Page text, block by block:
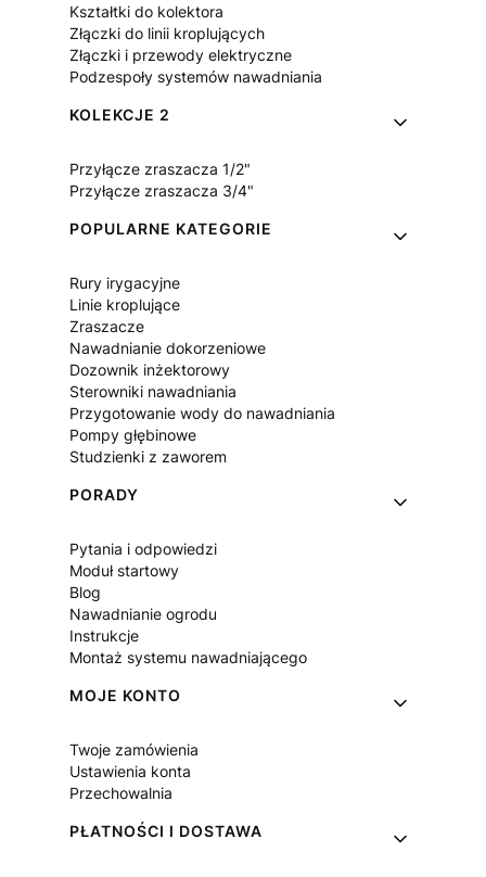
Kształtki do kolektora
Złączki do linii kroplujących
Złączki i przewody elektryczne
Podzespoły systemów nawadniania
KOLEKCJE 2
Przyłącze zraszacza 1/2"
Przyłącze zraszacza 3/4"
POPULARNE KATEGORIE
Rury irygacyjne
Linie kroplujące
Zraszacze
Nawadnianie dokorzeniowe
Dozownik inżektorowy
Sterowniki nawadniania
Przygotowanie wody do nawadniania
Pompy głębinowe
Studzienki z zaworem
PORADY
Pytania i odpowiedzi
Moduł startowy
Blog
Nawadnianie ogrodu
Instrukcje
Montaż systemu nawadniającego
MOJE KONTO
Twoje zamówienia
Ustawienia konta
Przechowalnia
PŁATNOŚCI I DOSTAWA